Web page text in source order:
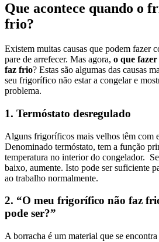
Que acontece quando o
frio?
Existem muitas causas que podem fazer
pare de arrefecer. Mas agora, o que
faz frio? Estas são algumas das causas
seu frigorífico não estar a congelar e
problema.
1. Termóstato desregulado
Alguns frigoríficos mais velhos têm com
Denominado termóstato, tem a função
temperatura no interior do congelador.
baixo, aumente. Isto pode ser suficiente
ao trabalho normalmente.
2. “O meu frigorífico não faz
pode ser?”
A borracha é um material que se